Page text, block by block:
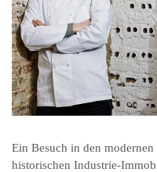
Ein Besuch in den
historischen Industrie-